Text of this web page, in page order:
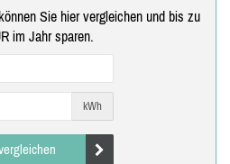
Sie hier vergleichen und bis zu
im Jahr sparen.
kWh